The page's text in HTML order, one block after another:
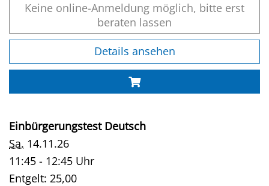
Keine online-Anmeldung möglich, bitte erst
beraten lassen
Details ansehen
Einbürgerungstest Deutsch
Sa. 14.11.26
11:45 - 12:45 Uhr
Entgelt: 25,00